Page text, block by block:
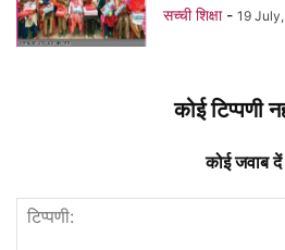
सच्ची शिक्षा - 19
कोई टिप्पणी
कोई जवाब दें